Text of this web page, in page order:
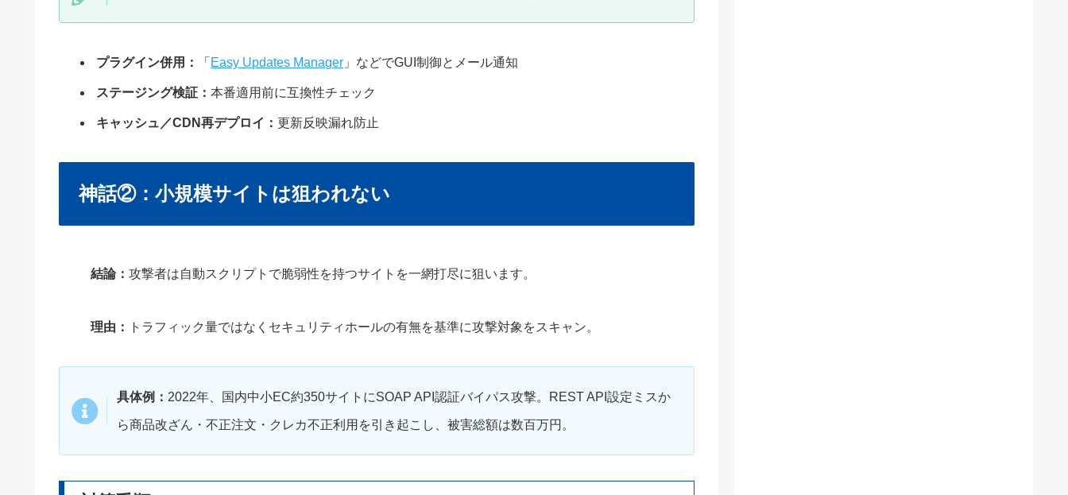
プラグイン併用： 「 Easy Updates Manager 」などでGUI制御とメール通知
ステージング検証：本番適用前に互換性チェック
キャッシュ／CDN再デプロイ：更新反映漏れ防止
神話②：小規模サイトは狙われない
結論： 攻撃者は自動スクリプトで脆弱性を持つサイトを一網打尽に狙います。
理由： トラフィック量ではなくセキュリティホールの有無を基準に攻撃対象をスキャン。
具体例： 2022年、国内中小EC約350サイトにSOAP API認証バイパス攻撃。REST API設定ミスか
ら商品改ざん・不正注文・クレカ不正利用を引き起こし、被害総額は数百万円。